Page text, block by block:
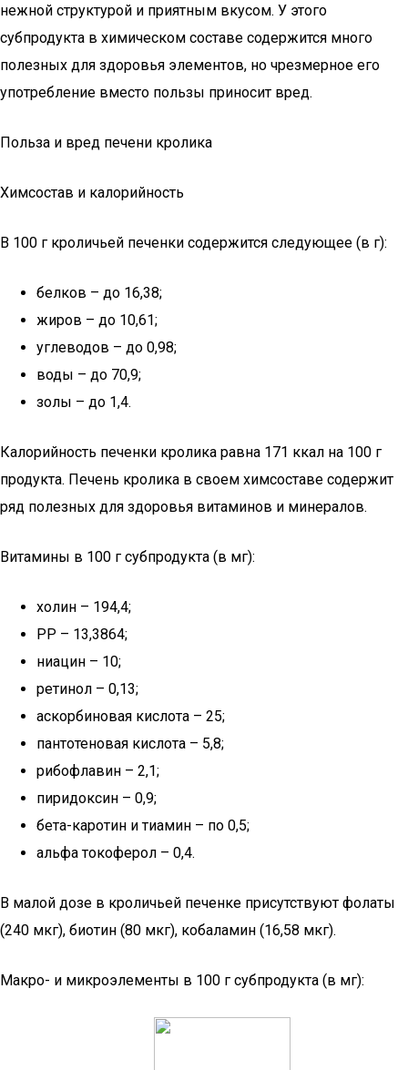
нежной структурой и приятным вкусом. У этого
субпродукта в химическом составе содержится много
полезных для здоровья элементов, но чрезмерное его
употребление вместо пользы приносит вред.
Польза и вред печени кролика
Химсостав и калорийность
В 100 г кроличьей печенки содержится следующее (в г):
белков – до 16,38;
жиров – до 10,61;
углеводов – до 0,98;
воды – до 70,9;
золы – до 1,4.
Калорийность печенки кролика равна 171 ккал на 100 г
продукта. Печень кролика в своем химсоставе содержит
ряд полезных для здоровья витаминов и минералов.
Витамины в 100 г субпродукта (в мг):
холин – 194,4;
РР – 13,3864;
ниацин – 10;
ретинол – 0,13;
аскорбиновая кислота – 25;
пантотеновая кислота – 5,8;
рибофлавин – 2,1;
пиридоксин – 0,9;
бета-каротин и тиамин – по 0,5;
альфа токоферол – 0,4.
В малой дозе в кроличьей печенке присутствуют фолаты
(240 мкг), биотин (80 мкг), кобаламин (16,58 мкг).
Макро- и микроэлементы в 100 г субпродукта (в мг):